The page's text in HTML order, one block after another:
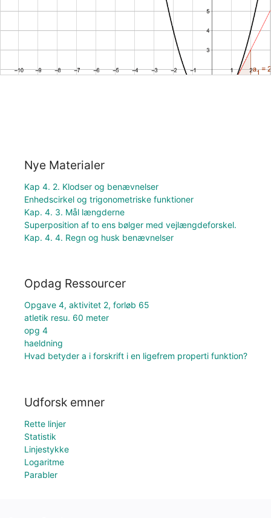
Nye Materialer
Kap 4. 2. Klodser og benævnelser
Enhedscirkel og trigonometriske funktioner
Kap. 4. 3. Mål længderne
Superposition af to ens bølger med vejlængdeforskel.
Kap. 4. 4. Regn og husk benævnelser
Opdag Ressourcer
Opgave 4, aktivitet 2, forløb 65
atletik resu. 60 meter
opg 4
haeldning
Hvad betyder a i forskrift i en ligefrem properti funktion?
Udforsk emner
Rette linjer
Statistik
Linjestykke
Logaritme
Parabler